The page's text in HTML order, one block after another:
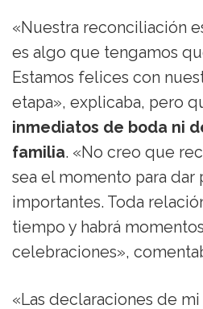
«Nuestra reconciliación
es algo que tengamos
Estamos felices con
etapa», explicaba, pero
inmediatos de boda ni
familia. «No creo que
sea el momento para dar
importantes. Toda
tiempo y habrá
celebraciones»,
«Las declaraciones de